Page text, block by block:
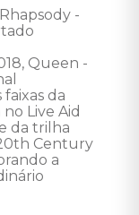
-
Queen -
da
Live Aid
da trilha
Century
a